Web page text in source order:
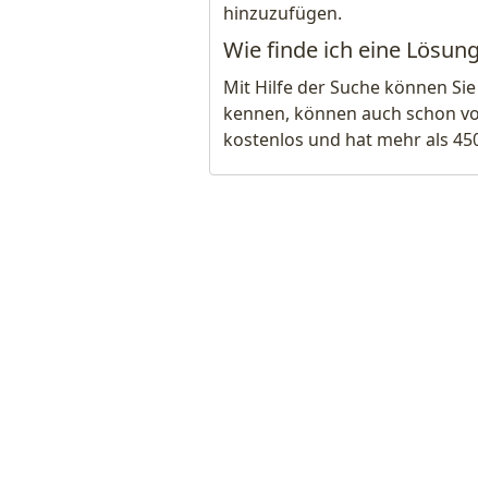
hinzuzufügen.
Wie finde ich eine
Mit Hilfe der Suche können
kennen, können auch schon
kostenlos und hat mehr als